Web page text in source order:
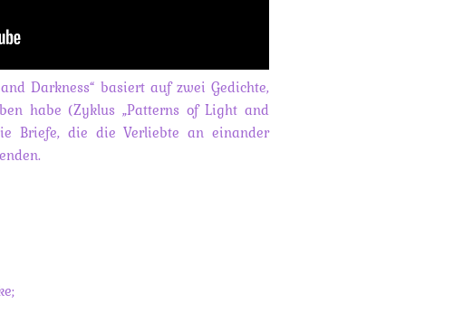
Darkness“ basiert auf zwei Gedichte,
habe (Zyklus „Patterns of Light and
Briefe, die die Verliebte an einander